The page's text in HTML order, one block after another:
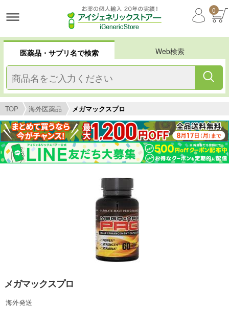
0
医薬品・サプリ名で検索 Web検索
TOP 海外医薬品 メガマックスプロ
メガマックスプロ
海外発送